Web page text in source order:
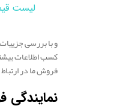
لیست
و با بررسی
کسب اطلاعات
فروش ما در
نمایندگی